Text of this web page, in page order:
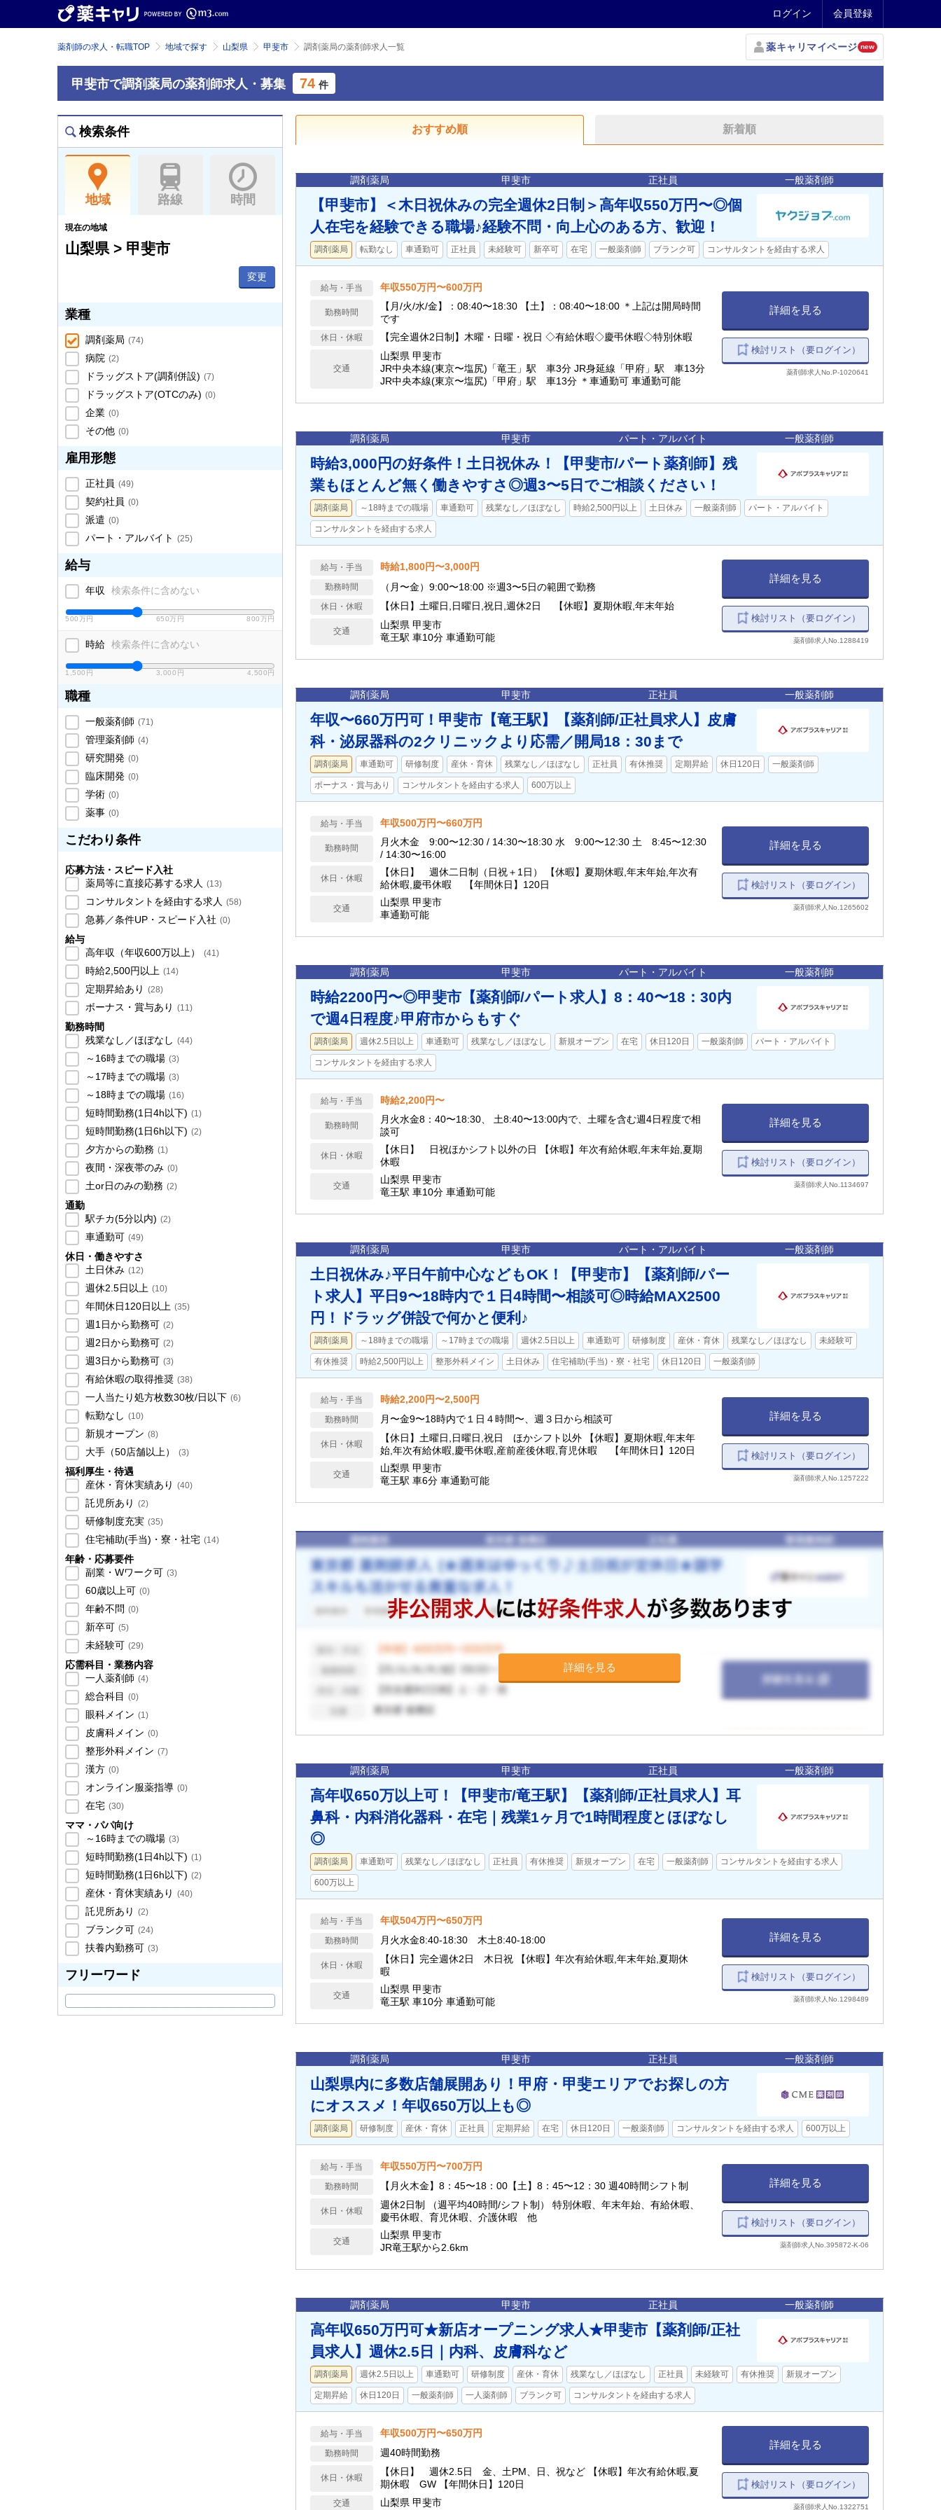
ログイン 会員登録
薬剤師の求人・転職TOP 地域で探す 山梨県 甲斐市 調剤薬局の薬剤師求人一覧 薬キャリマイページ new
甲斐市で調剤薬局の薬剤師求人・募集 74 件
検索条件
地域 路線 時間
現在の地域
山梨県 > 甲斐市
変更
業種
調剤薬局 (74)
病院 (2)
ドラッグストア(調剤併設) (7)
ドラッグストア(OTCのみ) (0)
企業 (0)
その他 (0)
雇用形態
正社員 (49)
契約社員 (0)
派遣 (0)
パート・アルバイト (25)
給与
年収 検索条件に含めない
500万円 650万円 800万円
時給 検索条件に含めない
1,500円 3,000円 4,500円
職種
一般薬剤師 (71)
管理薬剤師 (4)
研究開発 (0)
臨床開発 (0)
学術 (0)
薬事 (0)
こだわり条件
応募方法・スピード入社
薬局等に直接応募する求人 (13)
コンサルタントを経由する求人 (58)
急募／条件UP・スピード入社 (0)
給与
高年収（年収600万以上）
(41)
時給2,500円以上 (14)
定期昇給あり (28)
ボーナス・賞与あり (11)
勤務時間
残業なし／ほぼなし (44)
～16時までの職場 (3)
～17時までの職場 (3)
～18時までの職場 (16)
短時間勤務(1日4h以下) (1)
短時間勤務(1日6h以下) (2)
夕方からの勤務 (1)
夜間・深夜帯のみ (0)
土or日のみの勤務 (2)
通勤
駅チカ(5分以内) (2)
車通勤可 (49)
休日・働きやすさ
土日休み (12)
週休2.5日以上 (10)
年間休日120日以上 (35)
週1日から勤務可 (2)
週2日から勤務可 (2)
週3日から勤務可 (3)
有給休暇の取得推奨 (38)
一人当たり処方枚数30枚/日以下 (6)
転勤なし (10)
新規オープン (8)
大手（50店舗以上） (3)
福利厚生・待遇
産休・育休実績あり (40)
託児所あり (2)
研修制度充実 (35)
住宅補助(手当)・寮・社宅 (14)
年齢・応募要件
副業・Wワーク可 (3)
60歳以上可 (0)
年齢不問 (0)
新卒可 (5)
未経験可 (29)
応需科目・業務内容
一人薬剤師 (4)
総合科目 (0)
眼科メイン (1)
皮膚科メイン (0)
整形外科メイン (7)
漢方 (0)
オンライン服薬指導 (0)
在宅 (30)
ママ・パパ向け
～16時までの職場 (3)
短時間勤務(1日4h以下) (1)
短時間勤務(1日6h以下) (2)
産休・育休実績あり (40)
託児所あり (2)
ブランク可 (24)
扶養内勤務可 (3)
フリーワード
おすすめ順 新着順
調剤薬局 甲斐市 正社員 一般薬剤師
【甲斐市】＜木日祝休みの完全週休2日制＞高年収550万円〜◎個
人在宅を経験できる職場♪経験不問・向上心のある方、歓迎！
調剤薬局 転勤なし 車通勤可 正社員 未経験可 新卒可 在宅 一般薬剤師 ブランク可 コンサルタントを経由する求人
給与・手当 年収550万円〜600万円
勤務時間
【月/火/水/金】：08:40〜18:30 【土】：08:40〜18:00 ＊上記は開局時間
です
休日・休暇 【完全週休2日制】木曜・日曜・祝日 ◇有給休暇◇慶弔休暇◇特別休暇
交通
山梨県 甲斐市
JR中央本線(東京〜塩尻)「竜王」駅 車3分 JR身延線「甲府」駅 車13分
JR中央本線(東京〜塩尻)「甲府」駅 車13分 ＊車通勤可 車通勤可能
詳細を見る
検討リスト（要ログイン）
薬剤師求人No.P-1020641
調剤薬局 甲斐市 パート・アルバイト 一般薬剤師
時給3,000円の好条件！土日祝休み！【甲斐市/パート薬剤師】残
業もほとんど無く働きやすさ◎週3〜5日でご相談ください！
調剤薬局 ～18時までの職場 車通勤可 残業なし／ほぼなし 時給2,500円以上 土日休み 一般薬剤師 パート・アルバイト
コンサルタントを経由する求人
給与・手当 時給1,800円〜3,000円
勤務時間 （月〜金）9:00〜18:00 ※週3〜5日の範囲で勤務
休日・休暇 【休日】土曜日,日曜日,祝日,週休2日 【休暇】夏期休暇,年末年始
交通
山梨県 甲斐市
竜王駅 車10分 車通勤可能
詳細を見る
検討リスト（要ログイン）
薬剤師求人No.1288419
調剤薬局 甲斐市 正社員 一般薬剤師
年収〜660万円可！甲斐市【竜王駅】【薬剤師/正社員求人】皮膚
科・泌尿器科の2クリニックより応需／開局18：30まで
調剤薬局 車通勤可 研修制度 産休・育休 残業なし／ほぼなし 正社員 有休推奨 定期昇給 休日120日 一般薬剤師
ボーナス・賞与あり コンサルタントを経由する求人 600万以上
給与・手当 年収500万円〜660万円
勤務時間
月火木金 9:00〜12:30 / 14:30〜18:30 水 9:00〜12:30 土 8:45〜12:30
/ 14:30〜16:00
休日・休暇
【休日】 週休二日制（日祝＋1日） 【休暇】夏期休暇,年末年始,年次有
給休暇,慶弔休暇 【年間休日】120日
交通
山梨県 甲斐市
車通勤可能
詳細を見る
検討リスト（要ログイン）
薬剤師求人No.1265602
調剤薬局 甲斐市 パート・アルバイト 一般薬剤師
時給2200円〜◎甲斐市【薬剤師/パート求人】8：40〜18：30内
で週4日程度♪甲府市からもすぐ
調剤薬局 週休2.5日以上 車通勤可 残業なし／ほぼなし 新規オープン 在宅 休日120日 一般薬剤師 パート・アルバイト
コンサルタントを経由する求人
給与・手当 時給2,200円〜
勤務時間
月火水金8：40〜18:30、 土8:40〜13:00内で、土曜を含む週4日程度で相
談可
休日・休暇
【休日】 日祝ほかシフト以外の日 【休暇】年次有給休暇,年末年始,夏期
休暇
交通
山梨県 甲斐市
竜王駅 車10分 車通勤可能
詳細を見る
検討リスト（要ログイン）
薬剤師求人No.1134697
調剤薬局 甲斐市 パート・アルバイト 一般薬剤師
土日祝休み♪平日午前中心などもOK！【甲斐市】【薬剤師/パー
ト求人】平日9〜18時内で１日4時間〜相談可◎時給MAX2500
円！ドラッグ併設で何かと便利♪
調剤薬局 ～18時までの職場 ～17時までの職場 週休2.5日以上 車通勤可 研修制度 産休・育休 残業なし／ほぼなし 未経験可
有休推奨 時給2,500円以上 整形外科メイン 土日休み 住宅補助(手当)・寮・社宅 休日120日 一般薬剤師
給与・手当 時給2,200円〜2,500円
勤務時間 月〜金9〜18時内で１日４時間〜、週３日から相談可
休日・休暇
【休日】土曜日,日曜日,祝日 ほかシフト以外 【休暇】夏期休暇,年末年
始,年次有給休暇,慶弔休暇,産前産後休暇,育児休暇 【年間休日】120日
交通
山梨県 甲斐市
竜王駅 車6分 車通勤可能
詳細を見る
検討リスト（要ログイン）
薬剤師求人No.1257222
詳細を見る
調剤薬局 甲斐市 正社員 一般薬剤師
高年収650万以上可！【甲斐市/竜王駅】【薬剤師/正社員求人】耳
鼻科・内科消化器科・在宅｜残業1ヶ月で1時間程度とほぼなし
◎
調剤薬局 車通勤可 残業なし／ほぼなし 正社員 有休推奨 新規オープン 在宅 一般薬剤師 コンサルタントを経由する求人
600万以上
給与・手当 年収504万円〜650万円
勤務時間 月火水金8:40-18:30 木土8:40-18:00
休日・休暇
【休日】完全週休2日 木日祝 【休暇】年次有給休暇,年末年始,夏期休
暇
交通
山梨県 甲斐市
竜王駅 車10分 車通勤可能
詳細を見る
検討リスト（要ログイン）
薬剤師求人No.1298489
調剤薬局 甲斐市 正社員 一般薬剤師
山梨県内に多数店舗展開あり！甲府・甲斐エリアでお探しの方
にオススメ！年収650万以上も◎
調剤薬局 研修制度 産休・育休 正社員 定期昇給 在宅 休日120日 一般薬剤師 コンサルタントを経由する求人 600万以上
給与・手当 年収550万円〜700万円
勤務時間 【月火木金】8：45〜18：00【土】8：45〜12：30 週40時間シフト制
休日・休暇
週休2日制 （週平均40時間/シフト制） 特別休暇、年末年始、有給休暇、
慶弔休暇、育児休暇、介護休暇 他
交通
山梨県 甲斐市
JR竜王駅から2.6km
詳細を見る
検討リスト（要ログイン）
薬剤師求人No.395872-K-06
調剤薬局 甲斐市 正社員 一般薬剤師
高年収650万円可★新店オープニング求人★甲斐市【薬剤師/正社
員求人】週休2.5日｜内科、皮膚科など
調剤薬局 週休2.5日以上 車通勤可 研修制度 産休・育休 残業なし／ほぼなし 正社員 未経験可 有休推奨 新規オープン
定期昇給 休日120日 一般薬剤師 一人薬剤師 ブランク可 コンサルタントを経由する求人
給与・手当 年収500万円〜650万円
勤務時間 週40時間勤務
休日・休暇
【休日】 週休2.5日 金、土PM、日、祝など 【休暇】年次有給休暇,夏
期休暇 GW 【年間休日】120日
交通 山梨県 甲斐市
詳細を見る
検討リスト（要ログイン）
薬剤師求人No.1322751